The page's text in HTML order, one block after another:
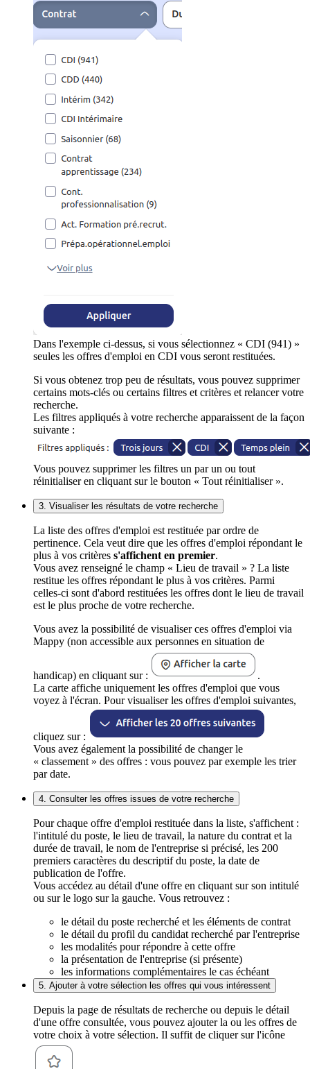
Dans l'exemple ci-dessus, si vous sélectionnez « CDI (941) »
seules les offres d'emploi en CDI vous seront restituées.
Si vous obtenez trop peu de résultats, vous pouvez supprimer
certains mots-clés ou certains filtres et critères et relancer votre
recherche.
Les filtres appliqués à votre recherche apparaissent de la façon
suivante :
Vous pouvez supprimer les filtres un par un ou tout
réinitialiser en cliquant sur le bouton « Tout réinitialiser ».
3. Visualiser les résultats de votre recherche
La liste des offres d'emploi est restituée par ordre de
pertinence. Cela veut dire que les offres d'emploi répondant le
plus à vos critères s'affichent en premier.
Vous avez renseigné le champ « Lieu de travail » ? La liste
restitue les offres répondant le plus à vos critères. Parmi
celles-ci sont d'abord restituées les offres dont le lieu de travail
est le plus proche de votre recherche.
Vous avez la possibilité de visualiser ces offres d'emploi via
Mappy (non accessible aux personnes en situation de
handicap) en cliquant sur :
.
La carte affiche uniquement les offres d'emploi que vous
voyez à l'écran. Pour visualiser les offres d'emploi suivantes,
cliquez sur :
Vous avez également la possibilité de changer le
« classement » des offres : vous pouvez par exemple les trier
par date.
4. Consulter les offres issues de votre recherche
Pour chaque offre d'emploi restituée dans la liste, s'affichent :
l'intitulé du poste, le lieu de travail, la nature du contrat et la
durée de travail, le nom de l'entreprise si précisé, les 200
premiers caractères du descriptif du poste, la date de
publication de l'offre.
Vous accédez au détail d'une offre en cliquant sur son intitulé
ou sur le logo sur la gauche. Vous retrouvez :
le détail du poste recherché et les éléments de contrat
le détail du profil du candidat recherché par l'entreprise
les modalités pour répondre à cette offre
la présentation de l'entreprise (si présente)
les informations complémentaires le cas échéant
5. Ajouter à votre sélection les offres qui vous intéressent
Depuis la page de résultats de recherche ou depuis le détail
d'une offre consultée, vous pouvez ajouter la ou les offres de
votre choix à votre sélection. Il suffit de cliquer sur l'icône